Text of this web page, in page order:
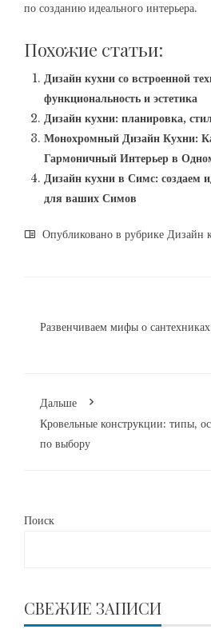
по созданию идеального интерьера.
Похожие статьи:
Дизайн кухни со встроенной
функциональность и эстетика
Дизайн кухни: планировка,
Монохромный Дизайн Кухни:
Гармоничный Интерьер в
Дизайн кухни в Симс: создаем
для ваших Симов
Опубликовано в рубрике Дизайн
Развенчиваем мифы о
Дальше
Кровельные конструкции: типы,
по выбору
Поиск
СВЕЖИЕ ЗАПИСИ